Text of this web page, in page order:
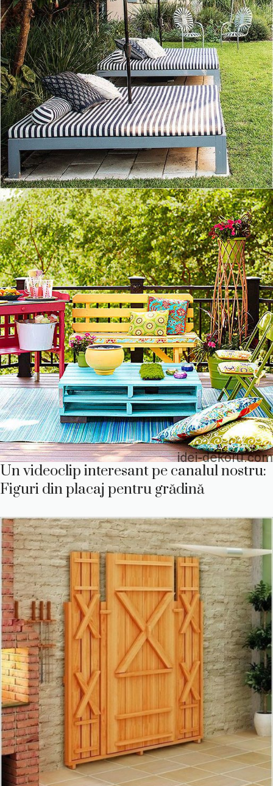
Un videoclip interesant pe canalul nostru:
Figuri din placaj pentru grădină